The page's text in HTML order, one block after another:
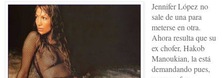
Jennifer López no
sale de una para
meterse en otra.
Ahora resulta que su
ex chofer, Hakob
Manoukian, la está
demandando pues,